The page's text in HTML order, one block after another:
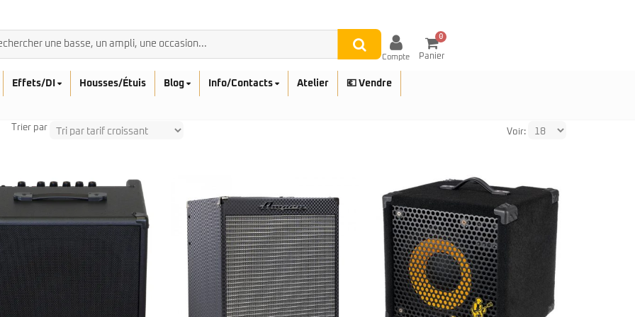
Compte
0
Panier
Rickenbacker
Sadowsky
Sandberg
Squier
Affinity
Serie Mini
Breedlove
Fender
Furch
Guild
Sigma
Takamine
Effets/DI Housses/Étuis Blog Info/Contacts Atelier 💶 Vendre
Trier par Voir: